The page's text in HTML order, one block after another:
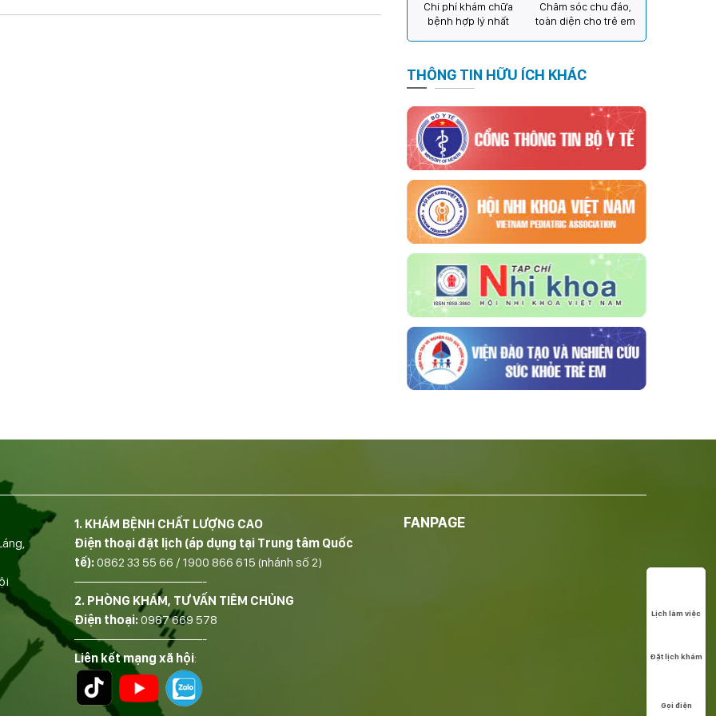
Chi phí khám chữa
bệnh hợp lý nhất
Chăm sóc chu đáo,
toàn diện cho trẻ em
THÔNG TIN HỮU ÍCH KHÁC
1. KHÁM BỆNH CHẤT LƯỢNG CAO
Điện thoại đặt lịch (áp dụng tại Trung tâm Quốc
tế):0862 33 55 66 / 1900 866 615 (nhánh số 2)
——————————-
2. PHÒNG KHÁM, TƯ VẤN TIÊM CHỦNG
Điện thoại:0987 669 578
——————————-
Liên kết mạng xã hội:
FANPAGE
Lịch làm việc
Đặt lịch khám
Gọi điện